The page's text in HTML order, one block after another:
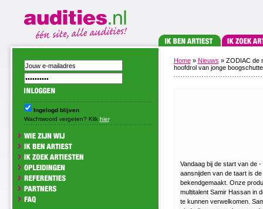
Ingelogd blijven
Wachtwoord vergeten? Klik hier.
Home » Nieuws » ZODIAC de
hoofdrol van jonge
Vandaag bij de start van de
aansnijden van de taart is
bekendgemaakt. Onze
multitalent Samir Hassan in
te kunnen verwelkomen.